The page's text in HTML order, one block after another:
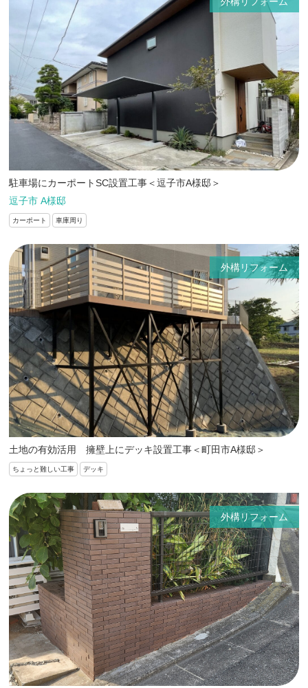
駐車場にカーポートSC設置工事＜逗子市A様邸＞
逗子市 A様邸
カーポート 車庫周り
外構リフォーム
土地の有効活用 擁壁上にデッキ設置工事＜町田市A様邸＞
ちょっと難しい工事 デッキ
外構リフォーム